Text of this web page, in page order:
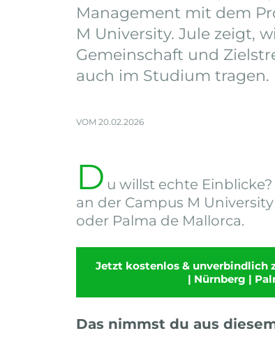
Management mit dem
M University. Jule zeigt,
Gemeinschaft und
auch im Studium tragen.
VOM 20.02.2026
D u willst echte
an der Campus M
oder Palma de Mallorca.
Jetzt kostenlos & unverbindlich
| Nürnberg |
Das nimmst du aus